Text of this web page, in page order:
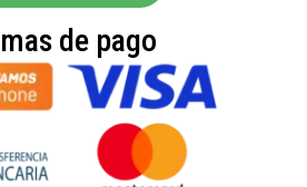
de pago